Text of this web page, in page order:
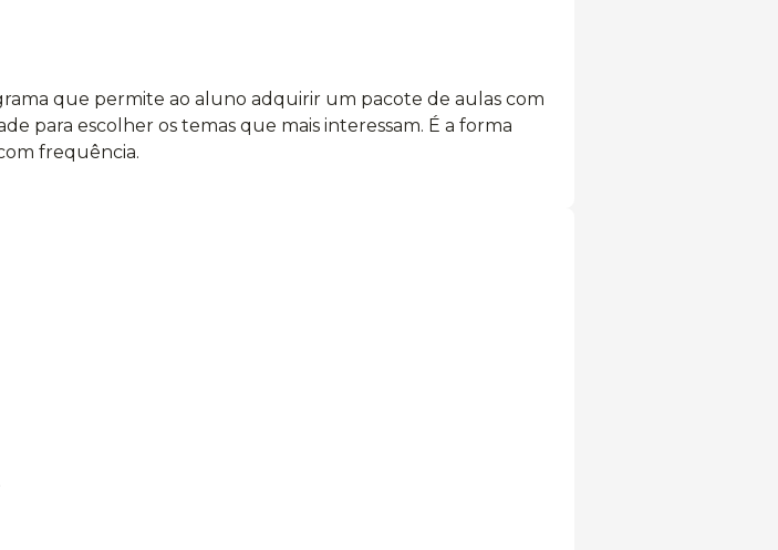
que permite ao aluno adquirir um pacote de aulas com
para escolher os temas que mais interessam. É a forma
frequência.